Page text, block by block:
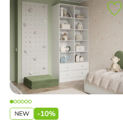
библиотека
-10%